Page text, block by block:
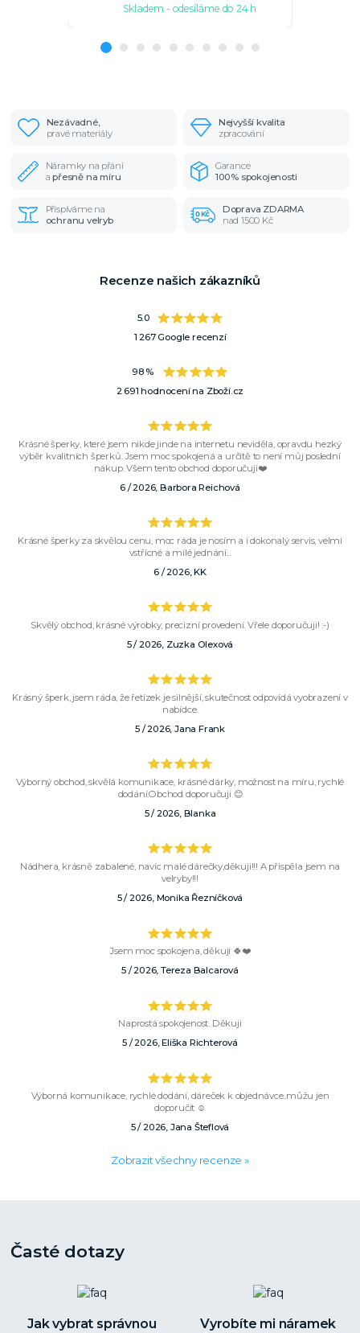
Skladem - odesíláme do 24 h
Nezávadné,
pravé materiály
Nejvyšší kvalita
zpracování
Náramky na přání
apřesně na míru
Garance
100% spokojenosti
Přispíváme na
ochranu velryb
Doprava ZDARMA
nad 1500 Kč
Recenze našich zákazníků
5.0
1 267 Google recenzí
98 %
2 691 hodnocení na Zboží.cz
Krásné šperky, které jsem nikde jinde na internetu neviděla, opravdu hezký
výběr kvalitních šperků. Jsem moc spokojená a určitě to není můj poslední
nákup. Všem tento obchod doporučuji❤️
6 / 2026, Barbora Reichová
Krásné šperky za skvělou cenu, moc ráda je nosím a i dokonalý servis, velmi
vstřícné a milé jednání...
6 / 2026, KK
Skvělý obchod, krásné výrobky, precizní provedení. Vřele doporučuji! :-)
5 / 2026, Zuzka Olexová
Krásný šperk, jsem ráda, že řetízek je silnější, skutečnost odpovídá vyobrazení v
nabídce.
5 / 2026, Jana Frank
Výborný obchod, skvělá komunikace, krásné dárky, možnost na míru, rychlé
dodání.Obchod doporučuji 😊
5 / 2026, Blanka
Nádhera, krásně zabalené, navíc malé dárečky,děkuji!!! A přispěla jsem na
velryby!!!
5 / 2026, Monika Řezníčková
Jsem moc spokojena, děkuji 🍀❤️
5 / 2026, Tereza Balcarová
Naprostá spokojenost. Děkuji
5 / 2026, Eliška Richterová
Výborná komunikace, rychlé dodání, dáreček k objednávce..můžu jen
doporučit ☺️
5 / 2026, Jana Šteflová
Zobrazit všechny recenze »
Časté dotazy
Jak vybrat správnou
Vyrobíte mi náramek